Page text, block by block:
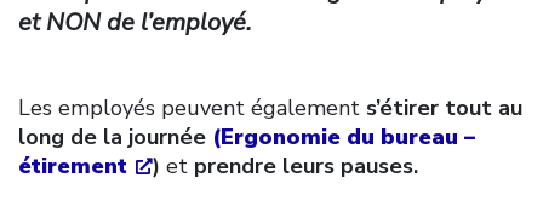
et NON de l’employé.
Les employés peuvent également s’étirer tout au
long de la journée (Ergonomie du bureau –
étirement
) et prendre leurs pauses.